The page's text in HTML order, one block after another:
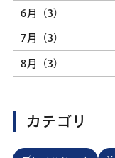
6月（3）
7月（3）
8月（3）
カテゴリ